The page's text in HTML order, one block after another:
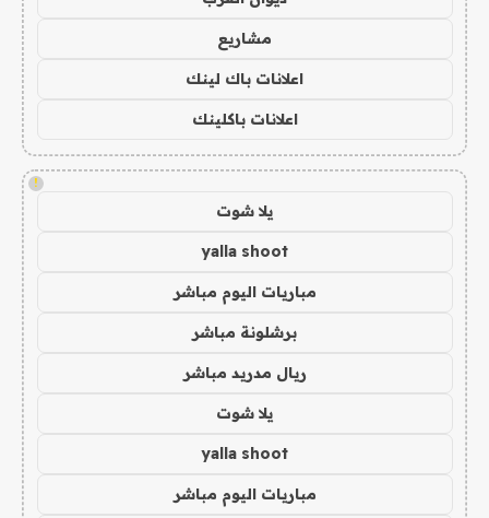
مشاريع
اعلانات باك لينك
اعلانات باكلينك
!
يلا شوت
yalla shoot
مباريات اليوم مباشر
برشلونة مباشر
ريال مدريد مباشر
يلا شوت
yalla shoot
مباريات اليوم مباشر